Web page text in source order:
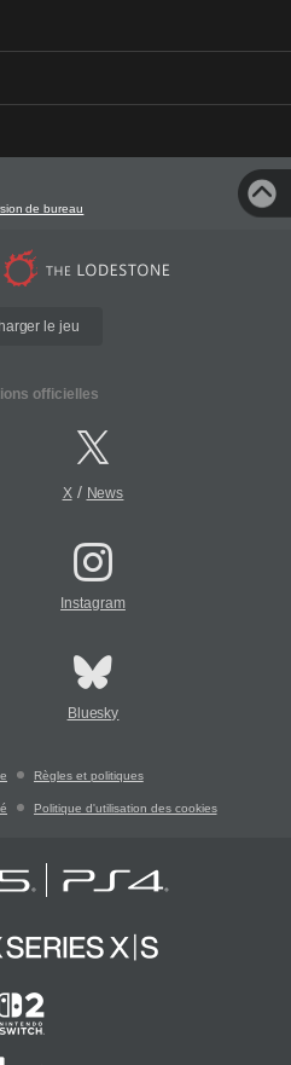
de bureau
le jeu
officielles
X/ News
Instagram
Bluesky
Règles et politiques
Politique d'utilisation des cookies